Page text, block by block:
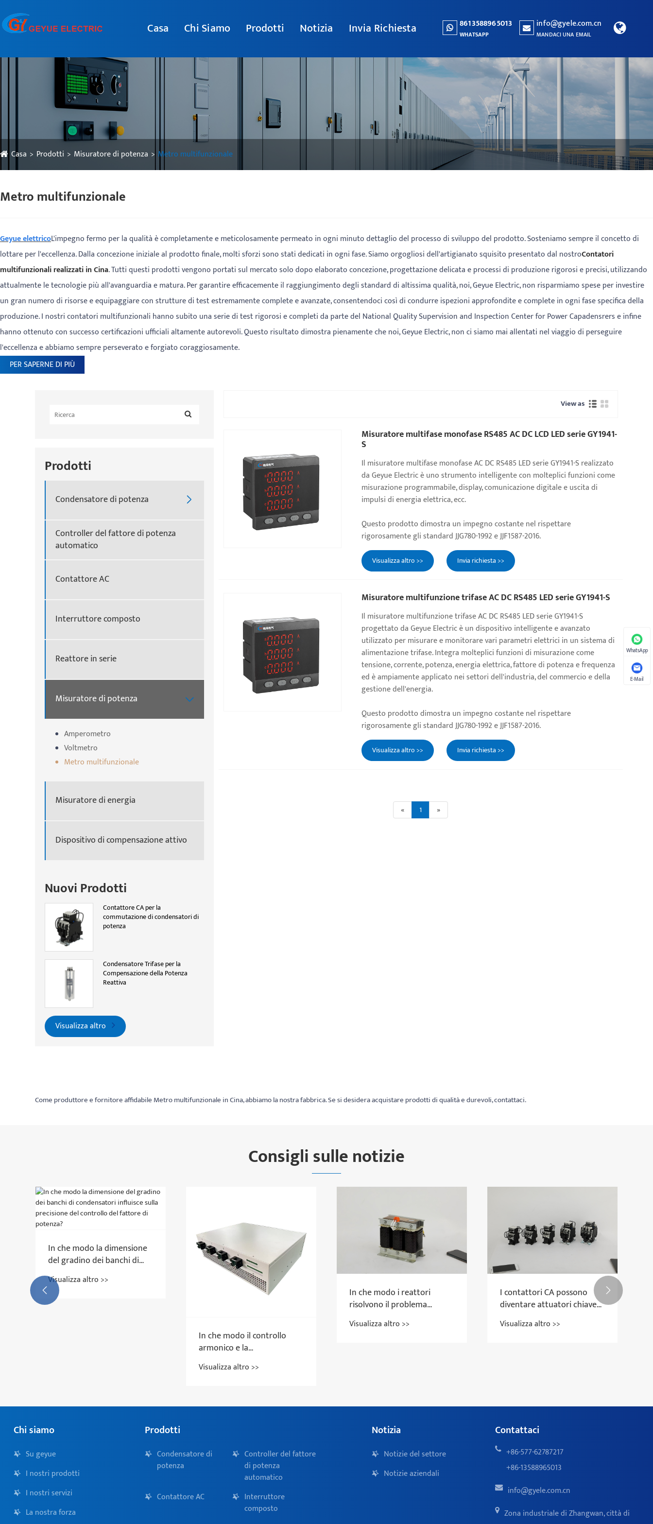
Casa Chi Siamo Prodotti Notizia Invia Richiesta 8613588965013
WHATSAPP
info@gyele.com.cn
MANDACI UNA EMAIL
Casa Prodotti Misuratore di potenza Metro multifunzionale
Metro multifunzionale
Geyue elettricoL'impegno fermo per la qualità è completamente e meticolosamente permeato in ogni minuto dettaglio del processo di sviluppo del prodotto. Sosteniamo sempre il concetto di
lottare per l'eccellenza. Dalla concezione iniziale al prodotto finale, molti sforzi sono stati dedicati in ogni fase. Siamo orgogliosi dell'artigianato squisito presentato dal nostroContatori
multifunzionali realizzati in Cina. Tutti questi prodotti vengono portati sul mercato solo dopo elaborato concezione, progettazione delicata e processi di produzione rigorosi e precisi, utilizzando
attualmente le tecnologie più all'avanguardia e matura. Per garantire efficacemente il raggiungimento degli standard di altissima qualità, noi, Geyue Electric, non risparmiamo spese per investire
un gran numero di risorse e equipaggiare con strutture di test estremamente complete e avanzate, consentendoci così di condurre ispezioni approfondite e complete in ogni fase specifica della
produzione. I nostri contatori multifunzionali hanno subito una serie di test rigorosi e completi da parte del National Quality Supervision and Inspection Center for Power Capadensrers e infine
hanno ottenuto con successo certificazioni ufficiali altamente autorevoli. Questo risultato dimostra pienamente che noi, Geyue Electric, non ci siamo mai allentati nel viaggio di perseguire
l'eccellenza e abbiamo sempre perseverato e forgiato coraggiosamente.
PER SAPERNE DI PIÙ
Prodotti
Condensatore di potenza 
Controller del fattore di potenza
automatico
Contattore AC
Interruttore composto
Reattore in serie
Misuratore di potenza 
Amperometro
Voltmetro
Metro multifunzionale
Misuratore di energia
Dispositivo di compensazione attivo
Nuovi Prodotti
Contattore CA per la
commutazione di condensatori di
potenza
Condensatore Trifase per la
Compensazione della Potenza
Reattiva
Visualizza altro
View as
Misuratore multifase monofase RS485 AC DC LCD LED serie GY1941-
S
Il misuratore multifase monofase AC DC RS485 LED serie GY1941-S realizzato
da Geyue Electric è uno strumento intelligente con molteplici funzioni come
misurazione programmabile, display, comunicazione digitale e uscita di
impulsi di energia elettrica, ecc.
Questo prodotto dimostra un impegno costante nel rispettare
rigorosamente gli standard JJG780-1992 e JJF1587-2016.
Visualizza altro >> Invia richiesta >>
Misuratore multifunzione trifase AC DC RS485 LED serie GY1941-S
Il misuratore multifunzione trifase AC DC RS485 LED serie GY1941-S
progettato da Geyue Electric è un dispositivo intelligente e avanzato
utilizzato per misurare e monitorare vari parametri elettrici in un sistema di
alimentazione trifase. Integra molteplici funzioni di misurazione come
tensione, corrente, potenza, energia elettrica, fattore di potenza e frequenza
ed è ampiamente applicato nei settori dell'industria, del commercio e della
gestione dell'energia.
Questo prodotto dimostra un impegno costante nel rispettare
rigorosamente gli standard JJG780-1992 e JJF1587-2016.
Visualizza altro >> Invia richiesta >>
« 1 »
Come produttore e fornitore affidabile Metro multifunzionale in Cina, abbiamo la nostra fabbrica. Se si desidera acquistare prodotti di qualità e durevoli, contattaci.
Consigli sulle notizie
In che modo la dimensione
del gradino dei banchi di
condensatori influisce sulla
precisione del controllo del
fattore di potenza?
Visualizza altro >>
In che modo il controllo
armonico e la
compensazione della
potenza reattiva possono
sistema di alimentazione?
Visualizza altro >>
In che modo i reattori
risolvono il problema
dell'esplosione dei
condensatori?
Visualizza altro >>
I contattori CA possono
diventare attuatori chiave
nel controllo
dell'automazione
Visualizza altro >>
 
Chi siamo
Su geyue
I nostri prodotti
I nostri servizi
La nostra forza
Prodotti
Condensatore di
potenza
Controller del fattore
di potenza
automatico
Contattore AC
Interruttore
composto
Notizia
Notizie del settore
Notizie aziendali
Contattaci
+86-577-62787217
+86-13588965013
info@gyele.com.cn
Zona industriale di Zhangwan, città di
WhatsApp
E-Mail